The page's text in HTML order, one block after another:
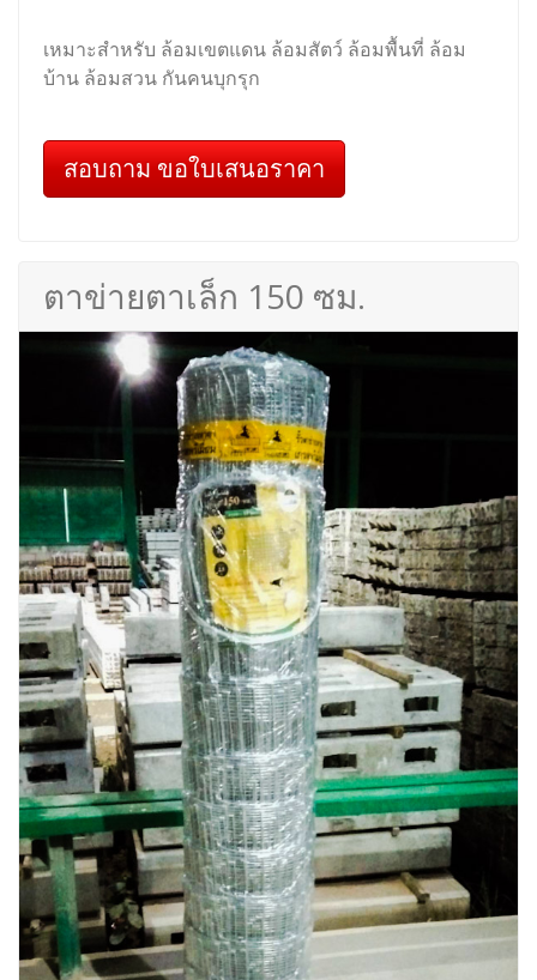
เหมาะสำหรับ ล้อมเขตแดน ล้อมสัตว์ ล้อมพื้นที่ ล้อม
บ้าน ล้อมสวน กันคนบุกรุก
สอบถาม ขอใบเสนอราคา
ตาข่ายตาเล็ก 150 ซม.